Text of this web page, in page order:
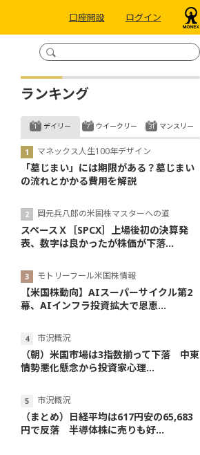
口座開設 ログイン
ランキング
デイリー
マネックス人生100年デザイン
「墓じまい」には期限がある？墓じまい
の流れとかかる費用を解説
岡元兵八郎の米国株マスターへの道
スペースＸ［SPCX］上場後初の決算発
表、数字は良かったが株価が下落...
モトリーフール米国株情報
【米国株動向】AIスーパーサイクル第2
幕、AIインフラ投資拡大で恩恵...
市況概況
（朝）米国市場は3指数揃って下落 中東
情勢悪化懸念から投資家心理...
市況概況
（まとめ）日経平均は617円安の65,683
円で反落 半導体株に売りも好...
ウイークリー マンスリー